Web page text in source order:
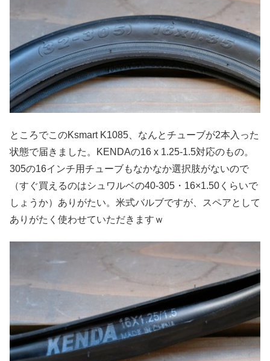
ところでこのKsmart K1085、なんとチューブが2本入った
状態で届きました。KENDAの16 x 1.25-1.5対応のもの。
305の16インチ用チューブもなかなか選択肢がないので
（すぐ買えるのはシュワルベの40-305・16×1.50くらいで
しょうか）ありがたい。米式バルブですが、スペアとして
ありがたく使わせていただきますｗ